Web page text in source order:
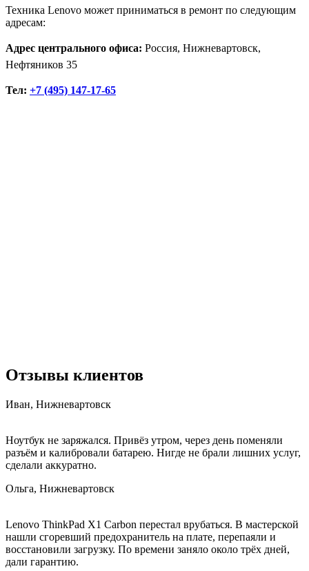
Техника Lenovo может приниматься в ремонт по следующим
адресам:
Адрес центрального офиса: Россия, Нижневартовск,
Нефтяников 35
Тел: +7 (495) 147-17-65
Отзывы клиентов
Иван, Нижневартовск
Ноутбук не заряжался. Привёз утром, через день поменяли
разъём и калибровали батарею. Нигде не брали лишних услуг,
сделали аккуратно.
Ольга, Нижневартовск
Lenovo ThinkPad X1 Carbon перестал врубаться. В мастерской
нашли сгоревший предохранитель на плате, перепаяли и
восстановили загрузку. По времени заняло около трёх дней,
дали гарантию.